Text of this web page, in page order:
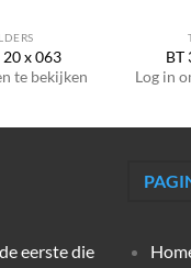
x 063
te bekijken
BT
Log in
eerste die